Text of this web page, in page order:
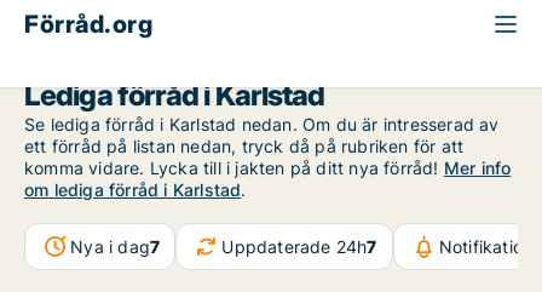
Förråd.org
Lediga förråd i Karlstad
Se lediga förråd i Karlstad nedan. Om du är intresserad av
ett förråd på listan nedan, tryck då på rubriken för att
komma vidare. Lycka till i jakten på ditt nya förråd! Mer info
om lediga förråd i Karlstad.
Nya i dag7 Uppdaterade 24h7